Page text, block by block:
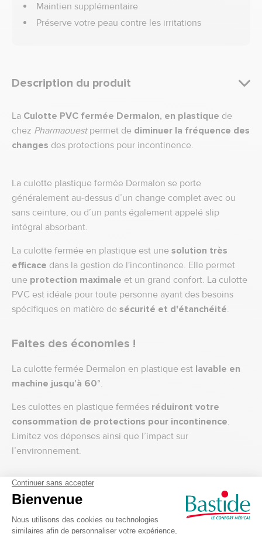
Maintien supplémentaire
Préserve votre peau contre les irritations
Description du produit
La Culotte PVC fermée Dermalon, en plastique de
chez Pharmaouestpermet de diminuer la fréquence des
changes des protections pour incontinence.
La culotte plastique fermée Dermalon se porte
généralement au-dessus d’un change complet avec ou
sans ceinture, ou d’un pants également appelé slip
intégral absorbant.
La culotte fermée en plastique est une solution très
efficace dans la gestion de l'incontinence. Elle permet
une protection maximale et un grand confort. La culotte
PVC est idéale pour toute personne ayant des besoins
spécifiques en matière de sécurité et d'étanchéité.
Faites des économies !
La culotte fermée Dermalon en plastique est lavable en
machine jusqu’à 60°.
Les culottes en plastique fermées réduiront votre
consommation de protections pour incontinence.
Limitez vos dépenses ainsi que l’impact sur
l’environnement.
Avantages de la culotte PVC fermée
Dermalon